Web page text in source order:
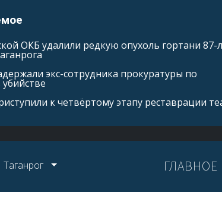
ОКБ удалили редкую опухоль гортани 87-
экс-сотрудника прокуратуры по
к четвёртому этапу реставрации
Таганрог ГЛАВНОЕ